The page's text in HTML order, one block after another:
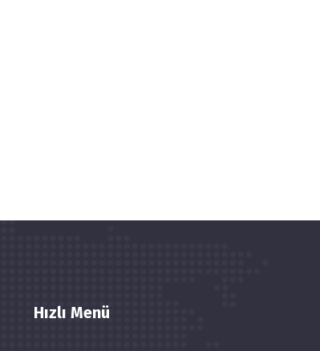
Hızlı Menü